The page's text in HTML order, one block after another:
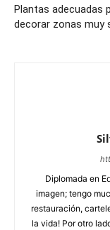
Plantas adecuadas
decorar zonas muy
Diplomada en
imagen; tengo
restauración,
la vida! Por otro